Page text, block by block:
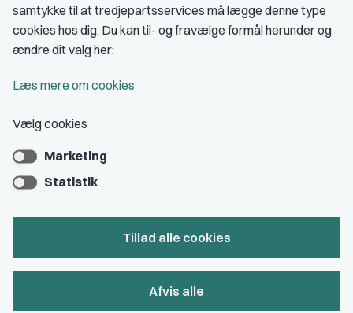
Fordele som medlem
Kontingent
Bliv medlem
Privatlivs- & cookiepolitik
samtykke til at tredjepartsservices må lægge denne type
cookies hos dig. Du kan til- og fravælge formål herunder og
ændre dit valg her:
Læs mere om cookies
Vælg cookies
Marketing
Statistik
Tillad alle cookies
Afvis alle